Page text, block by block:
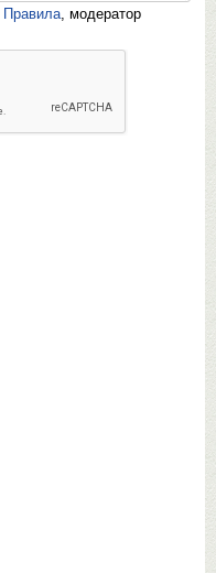
Правила, модератор